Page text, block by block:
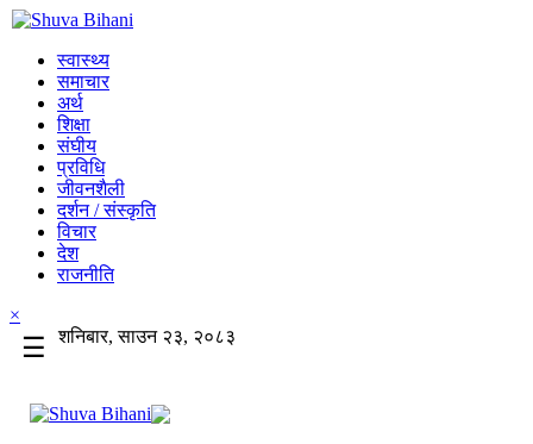
स्वास्थ्य
समाचार
अर्थ
शिक्षा
संघीय
प्रविधि
जीवनशैली
दर्शन / संस्कृति
विचार
देश
राजनीति
×
☰ शनिबार, साउन २३, २०८३